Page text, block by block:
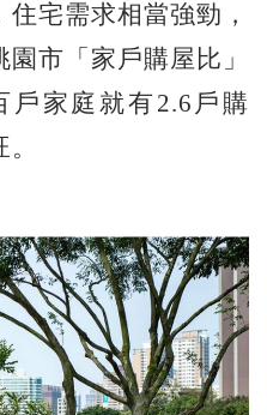
宅需求相當強勁，
市「家戶購屋比」
戶家庭就有2.6戶購